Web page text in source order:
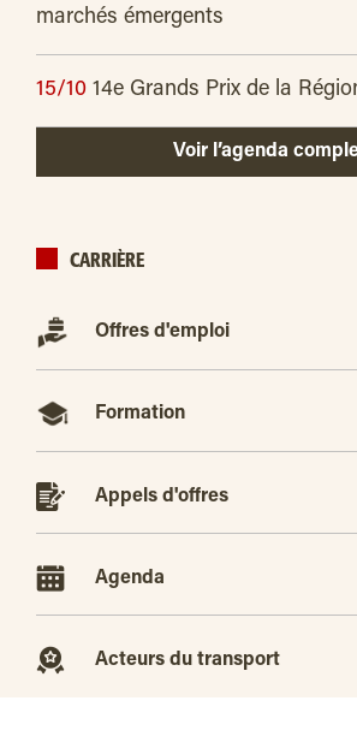
marchés émergents
15/10 14e Grands Prix de la
Voir l’agenda
CARRIÈRE
Offres d'emploi
Formation
Appels d'offres
Agenda
Acteurs du transport